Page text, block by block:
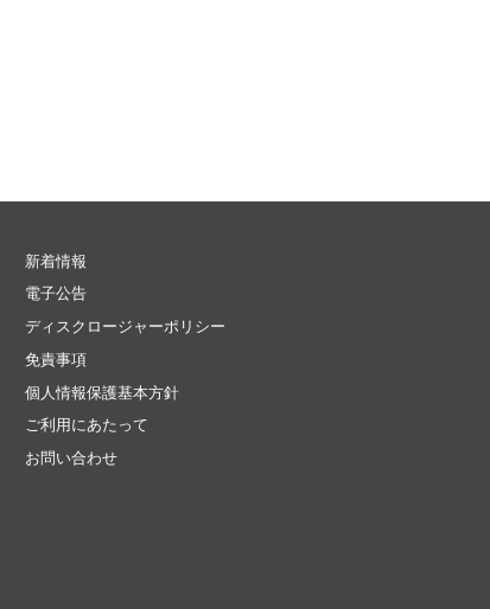
新着情報
電子公告
ディスクロージャーポリシー
免責事項
個人情報保護基本方針
ご利用にあたって
お問い合わせ